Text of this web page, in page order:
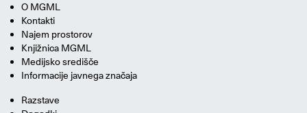
O MGML
Kontakti
Najem prostorov
Knjižnica MGML
Medijsko središče
Informacije javnega značaja
Razstave